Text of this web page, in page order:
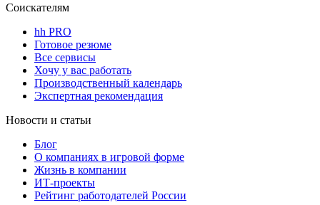
Соискателям
hh PRO
Готовое резюме
Все сервисы
Хочу у вас работать
Производственный календарь
Экспертная рекомендация
Новости и статьи
Блог
О компаниях в игровой форме
Жизнь в компании
ИТ-проекты
Рейтинг работодателей России